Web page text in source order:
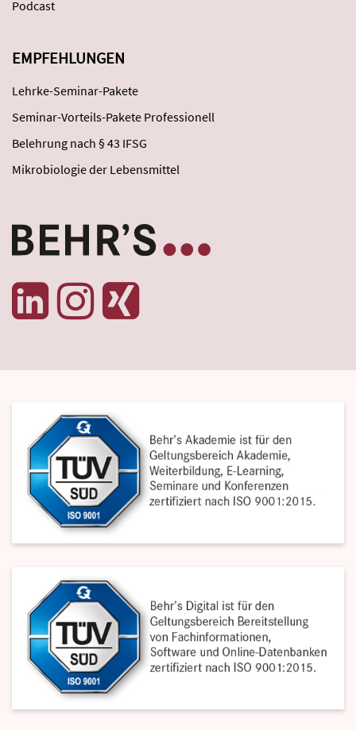
Podcast
EMPFEHLUNGEN
Lehrke-Seminar-Pakete
Seminar-Vorteils-Pakete Professionell
Belehrung nach § 43 IFSG
Mikrobiologie der Lebensmittel